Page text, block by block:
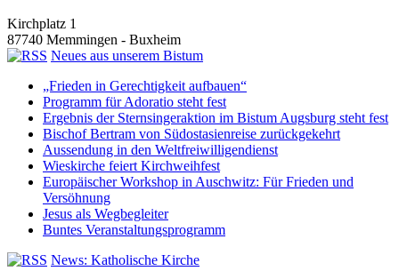
Kirchplatz 1
87740 Memmingen - Buxheim
Neues aus unserem Bistum
„Frieden in Gerechtigkeit aufbauen“
Programm für Adoratio steht fest
Ergebnis der Sternsingeraktion im Bistum Augsburg steht fest
Bischof Bertram von Südostasienreise zurückgekehrt
Aussendung in den Weltfreiwilligendienst
Wieskirche feiert Kirchweihfest
Europäischer Workshop in Auschwitz: Für Frieden und
Versöhnung
Jesus als Wegbegleiter
Buntes Veranstaltungsprogramm
News: Katholische Kirche